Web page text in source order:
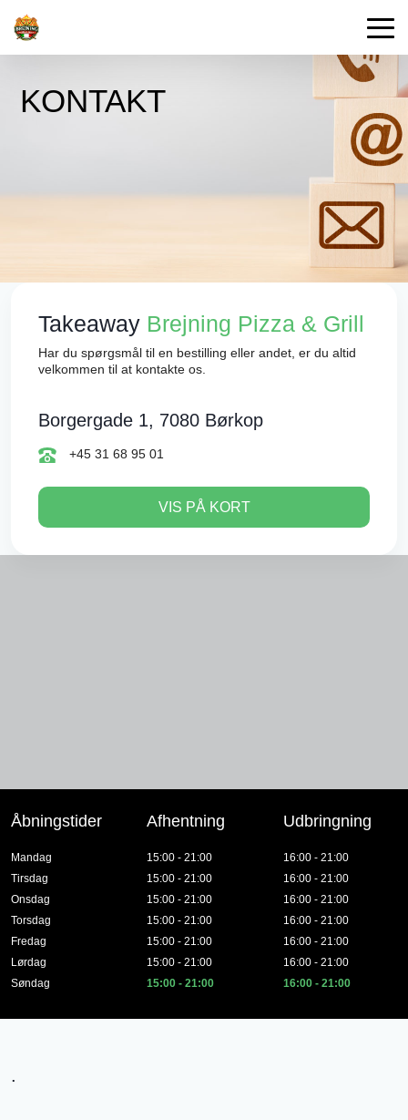
KONTAKT
Takeaway Brejning Pizza & Grill
Har du spørgsmål til en bestilling eller andet, er du altid
velkommen til at kontakte os.
Borgergade 1, 7080 Børkop
+45 31 68 95 01
VIS PÅ KORT
Åbningstider
Mandag
Tirsdag
Onsdag
Torsdag
Fredag
Lørdag
Søndag
Afhentning
15:00 - 21:00
15:00 - 21:00
15:00 - 21:00
15:00 - 21:00
15:00 - 21:00
15:00 - 21:00
15:00 - 21:00
Udbringning
16:00 - 21:00
16:00 - 21:00
16:00 - 21:00
16:00 - 21:00
16:00 - 21:00
16:00 - 21:00
16:00 - 21:00
.